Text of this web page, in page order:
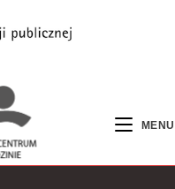
MENU